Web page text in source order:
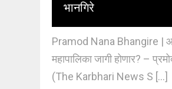
भानगिरे
Pramod Nana Bhangire |
महापालिका जागी होणार? –
(The Karbhari News S [...]